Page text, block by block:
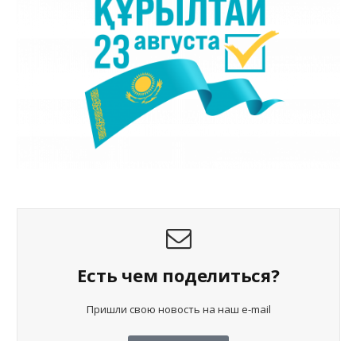
Есть чем поделиться?
Пришли свою новость на наш e-mail